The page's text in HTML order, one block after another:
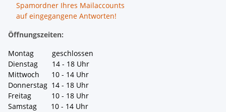
Spamordner Ihres Mailaccounts
auf eingegangene Antworten!
Öffnungszeiten:
Montag geschlossen
Dienstag 14 - 18 Uhr
Mittwoch 10 - 14 Uhr
Donnerstag 14 - 18 Uhr
Freitag 10 - 18 Uhr
Samstag 10 - 14 Uhr